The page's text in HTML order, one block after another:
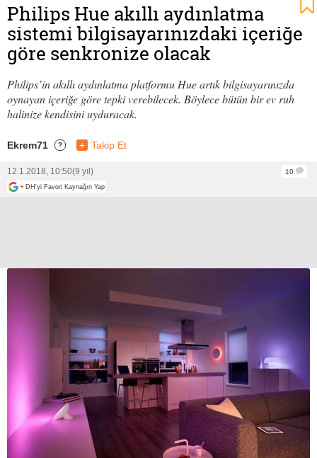
Philips Hue akıllı aydınlatma
sistemi bilgisayarınızdaki içeriğe
göre senkronize olacak
Philips’in akıllı aydınlatma platformu Hue artık bilgisayarınızda
oynayan içeriğe göre tepki verebilecek. Böylece bütün bir ev ruh
halinize kendisini uyduracak.
Ekrem71 ? + Takip Et
12.1.2018, 10:50(9 yıl)
10
+ DH'yi Favori Kaynağın Yap